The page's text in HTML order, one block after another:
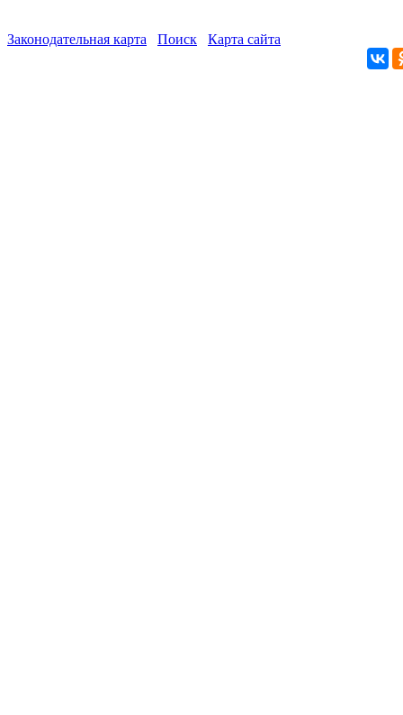
Законодательная карта Поиск Карта сайта